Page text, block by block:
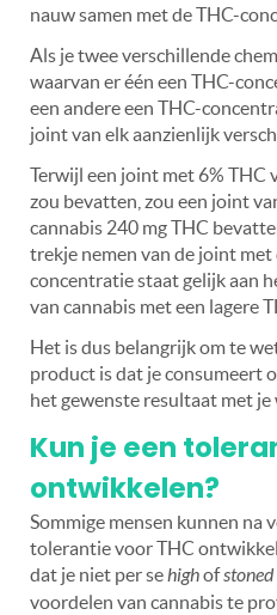
nauw samen met de THC-
Als je twee verschillende
waarvan er één een THC-
een andere een THC-
joint van elk aanzienlijk
Terwijl een joint met 6% THC
zou bevatten, zou een joint
cannabis 240 mg THC
trekje nemen van de joint met
concentratie staat gelijk aan
van cannabis met een lagere
Het is dus belangrijk om te
product is dat je consumeert
het gewenste resultaat met je
Kun je een
ontwikkelen?
Sommige mensen kunnen na
tolerantie voor THC
dat je niet per sehighofstoned
voordelen van cannabis te